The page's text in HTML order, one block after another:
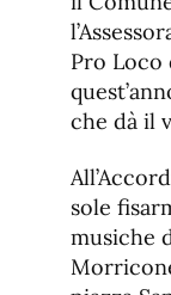
Pro Loco
che dà il
sole
musiche